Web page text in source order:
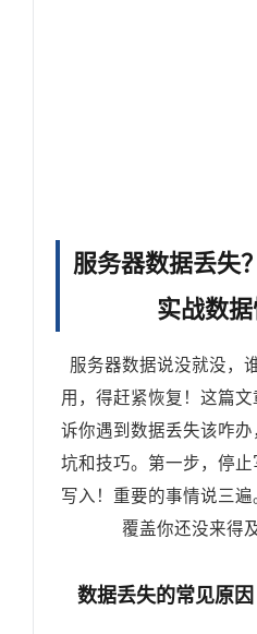
服务器数据丢失
实战数
服务器数据说没就没，
用，得赶紧恢复！这篇
诉你遇到数据丢失该咋
坑和技巧。第一步，停
写入！重要的事情说三
覆盖你还没来得
数据丢失的常见原因